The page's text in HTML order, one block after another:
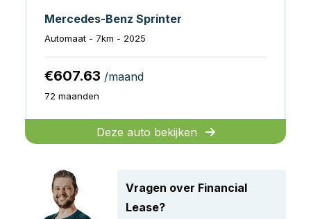
Mercedes-Benz Sprinter
Automaat - 7km - 2025
€607.63 /maand
72 maanden
Deze auto bekijken
Vragen over Financial
Lease?